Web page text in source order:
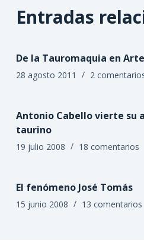
Entradas
De la Tauromaquia en
28 agosto 2011 2
Antonio Cabello vierte su
taurino
19 julio 2008 18 comentarios
El fenómeno José Tomás
15 junio 2008 13 comentarios